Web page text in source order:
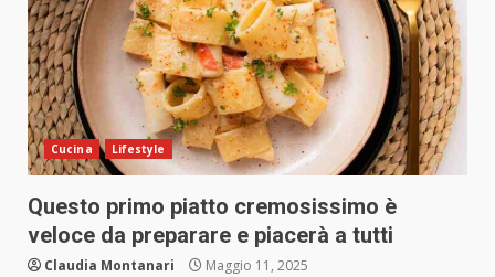
Cucina Lifestyle
Questo primo piatto cremosissimo è
veloce da preparare e piacerà a tutti
Claudia Montanari Maggio 11, 2025